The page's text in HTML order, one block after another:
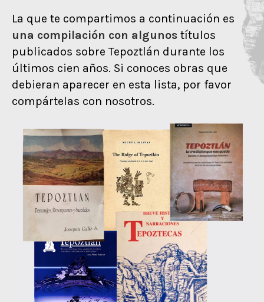
La que te compartimos a continuación es
una compilación con algunos títulos
publicados sobre Tepoztlán durante los
últimos cien años. Si conoces obras que
debieran aparecer en esta lista, por favor
compártelas con nosotros.